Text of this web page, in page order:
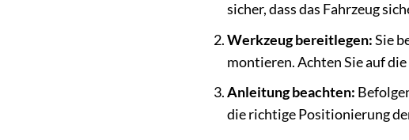
sicher, dass das Fahrzeug
Werkzeug bereitlegen:Sie
montieren. Achten Sie auf
Anleitung beachten:
die richtige Positionierung